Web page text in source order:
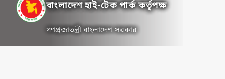
বাংলাদেশ হাই-টেক পার্ক কর্তৃপক্ষ
গণপ্রজাতন্ত্রী বাংলাদেশ সরকার